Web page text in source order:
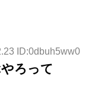
ID:0dbuh5ww0
ろって